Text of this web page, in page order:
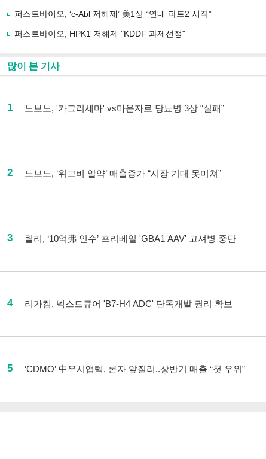
퍼스트바이오, ‘c-Abl 저해제’ 美1상 “연내 파트2 시작”
퍼스트바이오, HPK1 저해제 "KDDF 과제선정"
많이 본 기사
1 노보노, '카그리세마' vs마운자로 당뇨병 3상 “실패”
2 노보노, ‘위고비 알약’ 매출증가 “시장 기대 못미쳐”
3 릴리, ‘10억弗 인수’ 프리베일 'GBA1 AAV' 고셔병 중단
4 리가켐, 넥스트큐어 'B7-H4 ADC' 단독개발 권리 확보
5 ‘CDMO’ 中우시앱텍, 론자 앞질러..상반기 매출 “첫 우위”